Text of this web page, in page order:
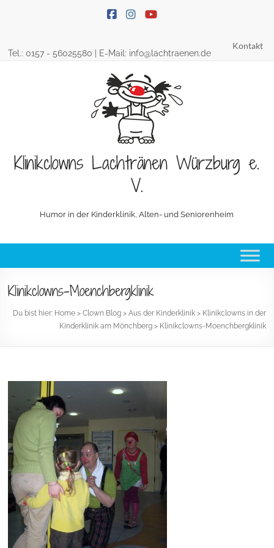
Tel.:0157 - 56025580 | E-Mail: info@lachtraenen.de
Kontakt
Klinikclowns Lachtränen Würzburg e.
V.
Humor in der Kinderklinik, Alten- und Seniorenheim
Klinikclowns-Moenchbergklinik
Du bist hier: Home> Clown Blog> Aus der Kinderklinik> Klinikclowns in der
Kinderklinik am Mönchberg> Klinikclowns-Moenchbergklinik